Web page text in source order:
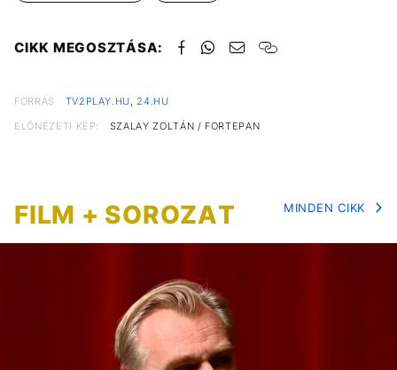
CIKK MEGOSZTÁSA:
FORRÁS TV2PLAY.HU, 24.HU
ELŐNÉZETI KÉP:
SZALAY ZOLTÁN / FORTEPAN
FILM + SOROZAT MINDEN CIKK